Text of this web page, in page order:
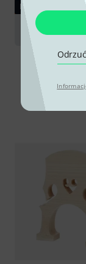
PORADNIKI
Double Basses